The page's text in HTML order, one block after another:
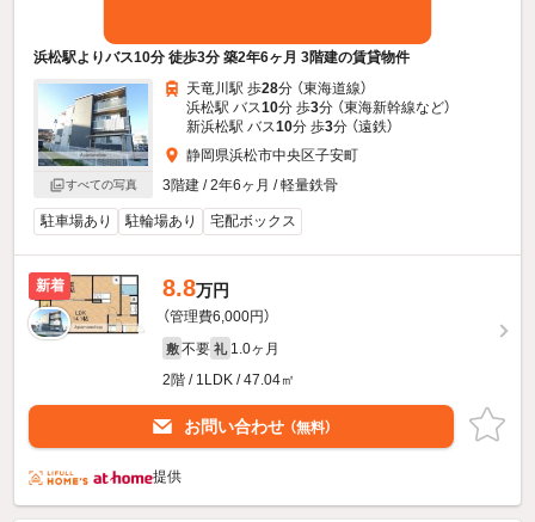
浜松駅よりバス10分 徒歩3分 築2年6ヶ月 3階建の賃貸物件
すべての写真
天竜川駅 歩28分 （東海道線）
浜松駅 バス10分 歩3分 （東海新幹線など）
新浜松駅 バス10分 歩3分 （遠鉄）
静岡県浜松市中央区子安町
3階建 / 2年6ヶ月 / 軽量鉄骨
駐車場あり 駐輪場あり 宅配ボックス
新着 8.8万円
（管理費6,000円）
敷 不要 礼 1.0ヶ月
2階 / 1LDK / 47.04㎡
お問い合わせ （無料）
提供